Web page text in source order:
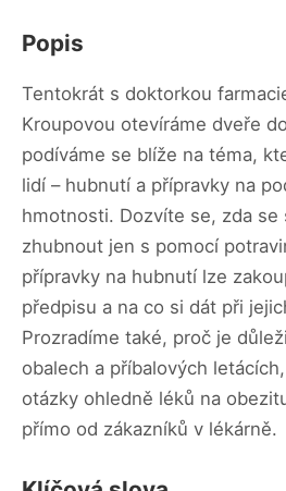
Popis
Tentokrát s doktorkou
Kroupovou otevíráme dveře
podíváme se blíže na téma,
lidí – hubnutí a přípravky na
hmotnosti. Dozvíte se, zda se
zhubnout jen s pomocí
přípravky na hubnutí lze
předpisu a na co si dát při
Prozradíme také, proč je
obalech a příbalových
otázky ohledně léků na
přímo od zákazníků v lékárně.